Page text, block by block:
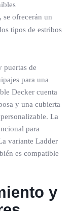
se ofrecerán un
tipos de estribos
puertas de
para una
Decker cuenta
y una cubierta
La
para
variante Ladder
es compatible
y